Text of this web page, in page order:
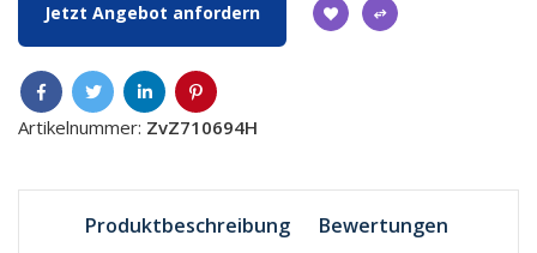
Jetzt Angebot anfordern
Artikelnummer: ZvZ710694H
Produktbeschreibung Bewertungen